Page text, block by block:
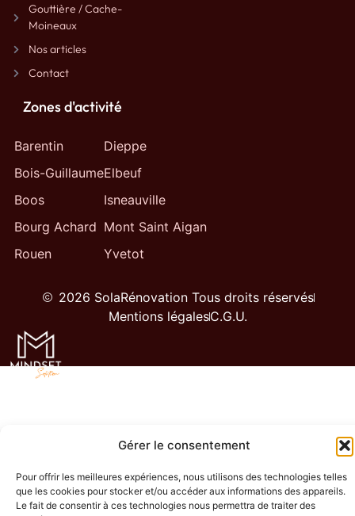
Gérer le consentement
Pour offrir les meilleures expériences, nous utilisons des technologies telles
que les cookies pour stocker et/ou accéder aux informations des appareils.
Le fait de consentir à ces technologies nous permettra de traiter des
Gouttière / Cache-
Moineaux
Nos articles
Contact
Zones d'activité
Barentin
Bois-Guillaume
Boos
Bourg Achard
Rouen
Dieppe
Elbeuf
Isneauville
Mont Saint Aigan
Yvetot
2026 SolaRénovation Tous droits réservés
Mentions légalesC.G.U.